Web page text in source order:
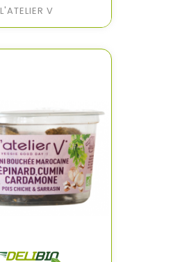
L'ATELIER V